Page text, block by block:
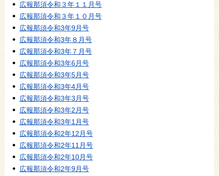
広報那須令和３年１１月号
広報那須令和３年１０月号
広報那須令和3年9月号
広報那須令和3年８月号
広報那須令和3年７月号
広報那須令和3年6月号
広報那須令和3年5月号
広報那須令和3年4月号
広報那須令和3年3月号
広報那須令和3年2月号
広報那須令和3年1月号
広報那須令和2年12月号
広報那須令和2年11月号
広報那須令和2年10月号
広報那須令和2年9月号